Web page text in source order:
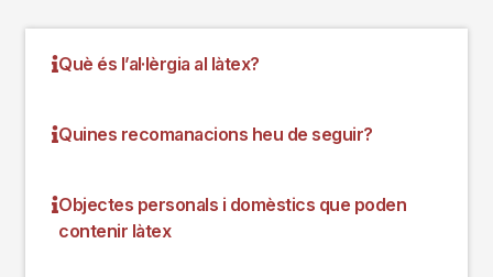
Què és l’al·lèrgia al làtex?
Quines recomanacions heu de seguir?
Objectes personals i domèstics que poden
contenir làtex